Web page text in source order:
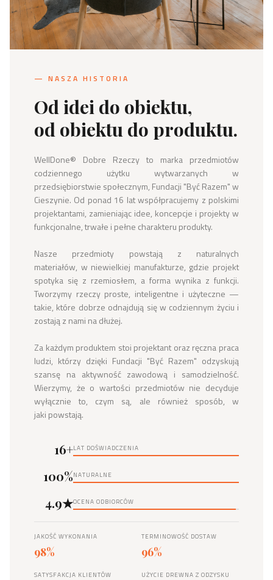
— NASZA HISTORIA
Od idei do obiektu,
od obiektu do produktu.
WellDone® Dobre Rzeczy to marka przedmiotów
codziennego użytku wytwarzanych w
przedsiębiorstwie społecznym, Fundacji "Być Razem" w
Cieszynie. Od ponad 16 lat współpracujemy z polskimi
projektantami, zamieniając idee, koncepcje i projekty w
funkcjonalne, trwałe i pełne charakteru produkty.
Nasze przedmioty powstają z naturalnych
materiałów, w niewielkiej manufakturze, gdzie projekt
spotyka się z rzemiosłem, a forma wynika z funkcji.
Tworzymy rzeczy proste, inteligentne i użyteczne —
takie, które dobrze odnajdują się w codziennym życiu i
zostają z nami na dłużej.
Za każdym produktem stoi projektant oraz ręczna praca
ludzi, którzy dzięki Fundacji "Być Razem" odzyskują
szansę na aktywność zawodową i samodzielność.
Wierzymy, że o wartości przedmiotów nie decyduje
wyłącznie to, czym są, ale również sposób, w
jaki powstają.
16+LAT DOŚWIADCZENIA
100%NATURALNE
4.9★OCENA ODBIORCÓW
JAKOŚĆ WYKONANIA
98%
TERMINOWOŚĆ DOSTAW
96%
SATYSFAKCJA KLIENTÓW UŻYCIE DREWNA Z ODZYSKU